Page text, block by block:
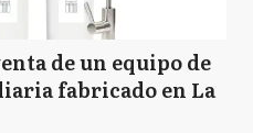
de un equipo de
fabricado en La